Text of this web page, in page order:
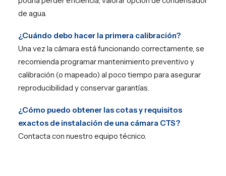
de agua.
¿Cuándo debo hacer la primera calibración?
Una vez la cámara está funcionando correctamente, se
recomienda programar mantenimiento preventivo y
calibración (o mapeado) al poco tiempo para asegurar
reproducibilidad y conservar garantías.
¿Cómo puedo obtener las cotas y requisitos
exactos de instalación de una cámara CTS?
Contacta con nuestro equipo técnico.